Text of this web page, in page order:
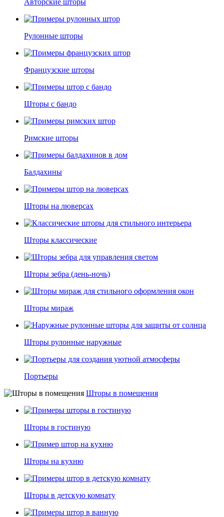
Авторские шторы
Рулонные шторы
Французские шторы
Шторы с бандо
Римские шторы
Балдахины
Шторы на люверсах
Шторы классические
Шторы зебра (день-ночь)
Шторы мираж
Шторы рулонные наружные
Портьеры
Шторы в помещения
Шторы в гостиную
Шторы на кухню
Шторы в детскую комнату